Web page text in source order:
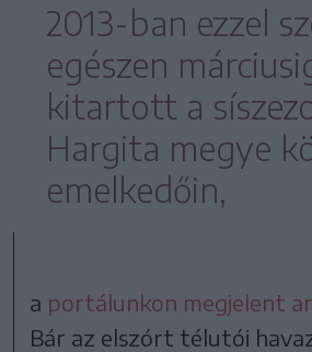
2013-ban ezzel
egészen
kitartott a
Hargita megye
emelkedőin,
a portálunkon megjelent
Bár az elszórt télutói